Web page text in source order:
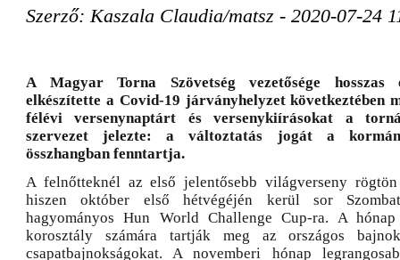
Szerző: Kaszala Claudia/matsz - 2020-07-24
A Magyar Torna Szövetség vezetősége hosszas
elkészítette a Covid-19 járványhelyzet következtében
félévi versenynaptárt és versenykiírásokat a
szervezet jelezte: a változtatás jogát a
összhangban fenntartja.
A felnőtteknél az első jelentősebb világverseny
hiszen október első hétvégéjén kerül sor
hagyományos Hun World Challenge Cup-ra. A
korosztály számára tartják meg az országos
csapatbajnokságokat. A novemberi hónap